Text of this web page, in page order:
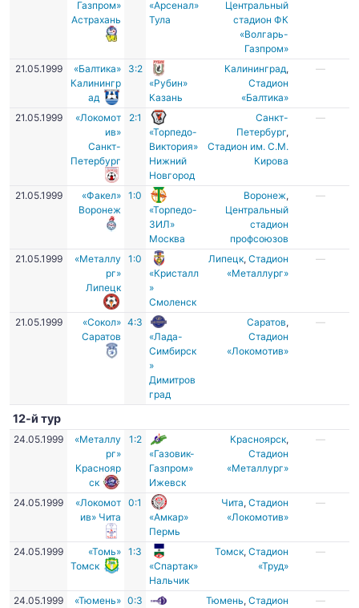
Газпром»
Астрахань
«Арсенал»
Тула
Центральный
стадион ФК
«Волгарь-
Газпром»
21.05.1999
«Балтика»
Калинингр
ад
3:2
«Рубин»
Казань
Калининград,
Стадион
«Балтика»
—
21.05.1999
«Локомот
ив»
Санкт-
Петербург
2:1
«Торпедо-
Виктория»
Нижний
Новгород
Санкт-
Петербург,
Стадион им. С.М.
Кирова
—
21.05.1999
«Факел»
Воронеж
1:0
«Торпедо-
ЗИЛ»
Москва
Воронеж,
Центральный
стадион
профсоюзов
—
21.05.1999
«Металлу
рг»
Липецк
1:0
«Кристалл
»
Смоленск
Липецк,Стадион
«Металлург»
—
21.05.1999
«Сокол»
Саратов
4:3
«Лада-
Симбирск
»
Димитров
град
Саратов,
Стадион
«Локомотив»
—
12-й тур
24.05.1999
«Металлу
рг»
Краснояр
ск
1:2
«Газовик-
Газпром»
Ижевск
Красноярск,
Стадион
«Металлург»
—
24.05.1999
«Локомот
ив» Чита
0:1
«Амкар»
Пермь
Чита,Стадион
«Локомотив»
—
24.05.1999
«Томь»
Томск
1:3
«Спартак»
Нальчик
Томск,Стадион
«Труд»
—
24.05.1999
«Тюмень» 0:3
Тюмень,Стадион
—